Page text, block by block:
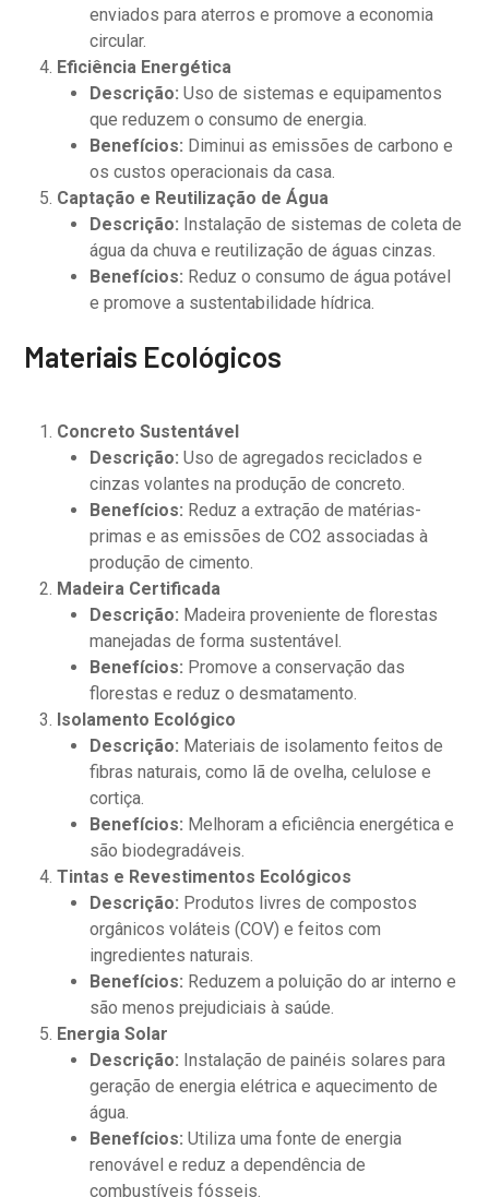
enviados para aterros e promove a economia
circular.
Eficiência Energética
Descrição: Uso de sistemas e equipamentos
que reduzem o consumo de energia.
Benefícios: Diminui as emissões de carbono e
os custos operacionais da casa.
Captação e Reutilização de Água
Descrição: Instalação de sistemas de coleta de
água da chuva e reutilização de águas cinzas.
Benefícios: Reduz o consumo de água potável
e promove a sustentabilidade hídrica.
Materiais Ecológicos
Concreto Sustentável
Descrição: Uso de agregados reciclados e
cinzas volantes na produção de concreto.
Benefícios: Reduz a extração de matérias-
primas e as emissões de CO2 associadas à
produção de cimento.
Madeira Certificada
Descrição: Madeira proveniente de florestas
manejadas de forma sustentável.
Benefícios: Promove a conservação das
florestas e reduz o desmatamento.
Isolamento Ecológico
Descrição: Materiais de isolamento feitos de
fibras naturais, como lã de ovelha, celulose e
cortiça.
Benefícios: Melhoram a eficiência energética e
são biodegradáveis.
Tintas e Revestimentos Ecológicos
Descrição: Produtos livres de compostos
orgânicos voláteis (COV) e feitos com
ingredientes naturais.
Benefícios: Reduzem a poluição do ar interno e
são menos prejudiciais à saúde.
Energia Solar
Descrição: Instalação de painéis solares para
geração de energia elétrica e aquecimento de
água.
Benefícios: Utiliza uma fonte de energia
renovável e reduz a dependência de
combustíveis fósseis.